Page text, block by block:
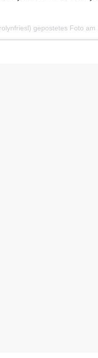
gepostetes Foto am